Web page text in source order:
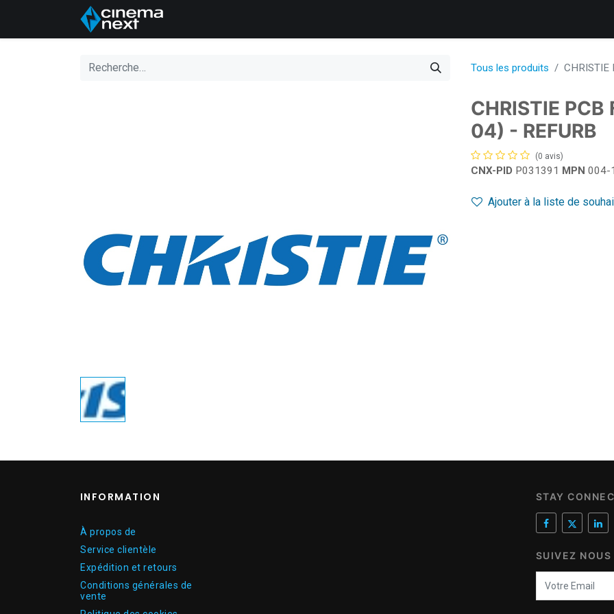
Tous les produits
CHRISTIE
04) - REFURB
(0 avis)
CNX-PID P031391 MPN 004-
Ajouter à la liste de
INFORMATION
À propos de
Service clientèle
Expédition et retours
Conditions générales de
vente
STAY
SUIVEZ NOUS